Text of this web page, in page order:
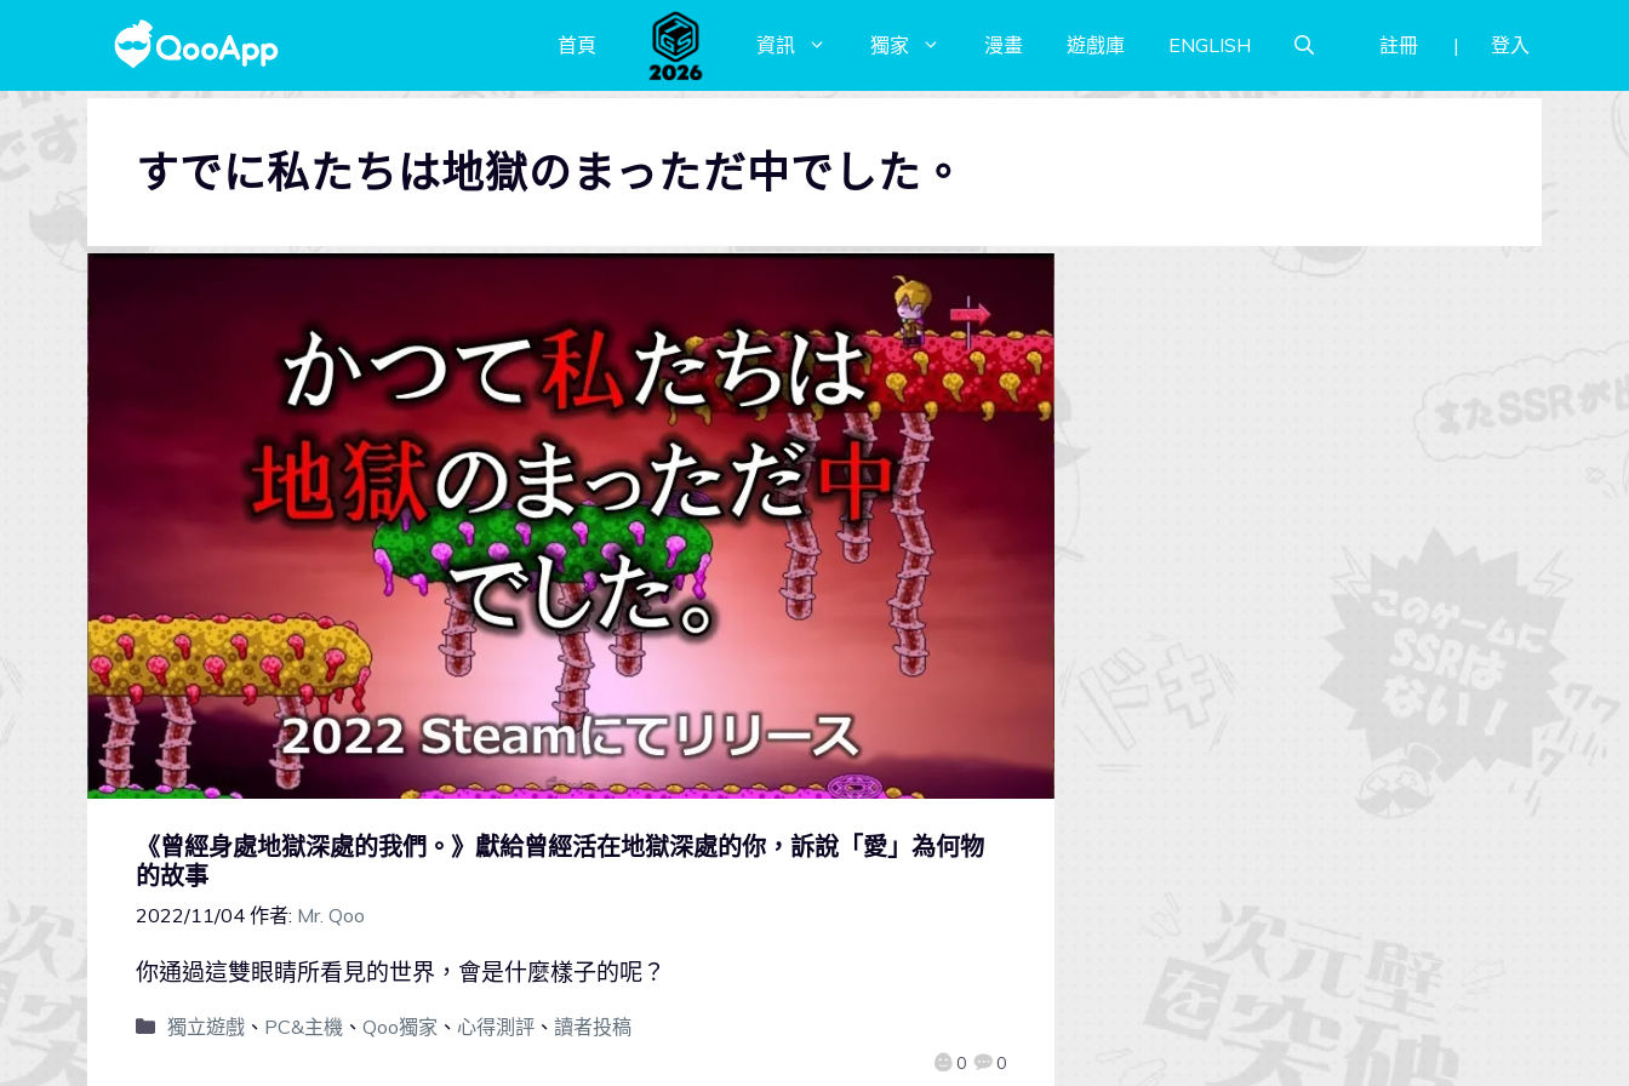
首頁 資訊 獨家 漫畫 遊戲庫 ENGLISH 註冊 登入
すでに私たちは地獄のまっただ中でした。
《曾經身處地獄深處的我們。》獻給曾經活在地獄深處的你，訴說「愛」為何物
的故事
2022/11/04 作者: Mr. Qoo
0 0
你通過這雙眼睛所看見的世界，會是什麼樣子的呢？
獨立遊戲、 PC&主機 、 Qoo獨家 、 心得測評、 讀者投稿